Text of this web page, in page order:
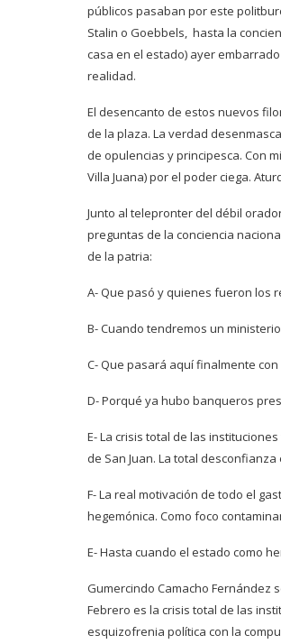
públicos pasaban por este
Stalin o Goebbels, hasta la
casa en el estado) ayer
realidad.
El desencanto de estos nuevos
de la plaza. La verdad
de opulencias y principesca. Con
Villa Juana) por el poder ciega.
Junto al telepronter del débil
preguntas de la conciencia
de la patria:
A- Que pasó y quienes fueron los
B- Cuando tendremos un
C- Que pasará aquí finalmente
D- Porqué ya hubo banqueros
E- La crisis total de las
de San Juan. La total
F- La real motivación de todo el
hegemónica. Como foco
E- Hasta cuando el estado como
Gumercindo Camacho Fernández
Febrero es la crisis total de las
esquizofrenia política con la